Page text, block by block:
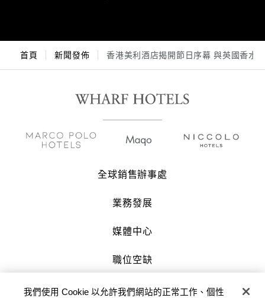
首頁 新聞發佈 香港美利酒店揭開節日序幕 與英國香水
全球銷售辦事處
業務發展
媒體中心
職位空缺
聯絡我們
我們使用 Cookie 以允許我們網站的正常工作、個性